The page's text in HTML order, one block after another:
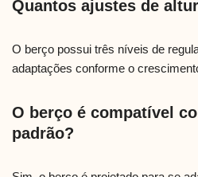
Quantos ajustes de
O berço possui três níveis de
adaptações conforme o
O berço é compatível
padrão?